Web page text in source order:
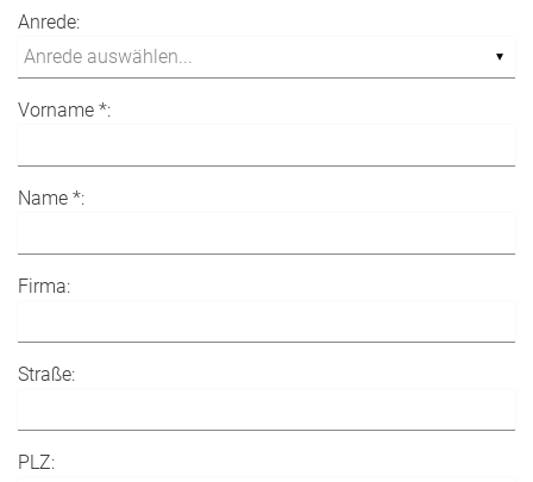
Anrede:
Vorname *:
Name *:
Firma:
Straße:
PLZ: